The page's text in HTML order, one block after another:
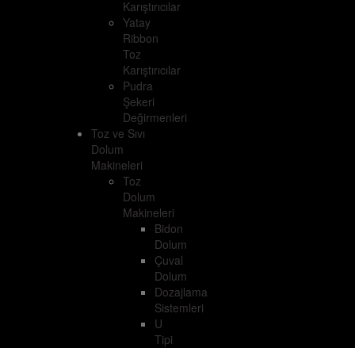
Karıştırıcılar
Yatay
Ribbon
Toz
Karıştırıcılar
Pudra
Şekeri
Değirmenleri
Toz ve Sıvı
Dolum
Makineleri
Toz
Dolum
Makineleri
Bidon
Dolum
Çuval
Dolum
Dozajlama
Sistemleri
U
Tipi